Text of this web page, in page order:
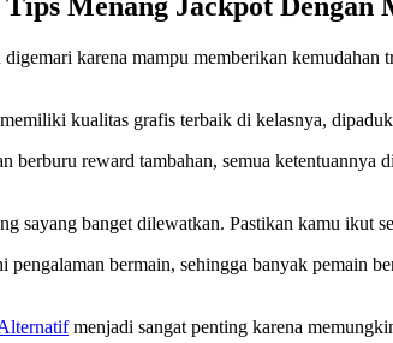
digemari karena mampu memberikan
memiliki kualitas grafis terbaik di kelasnya,
reward tambahan, semua ketentuannya
sayang banget dilewatkan. Pastikan kamu ikut
bermain, sehingga banyak pemain
menjadi sangat penting karena